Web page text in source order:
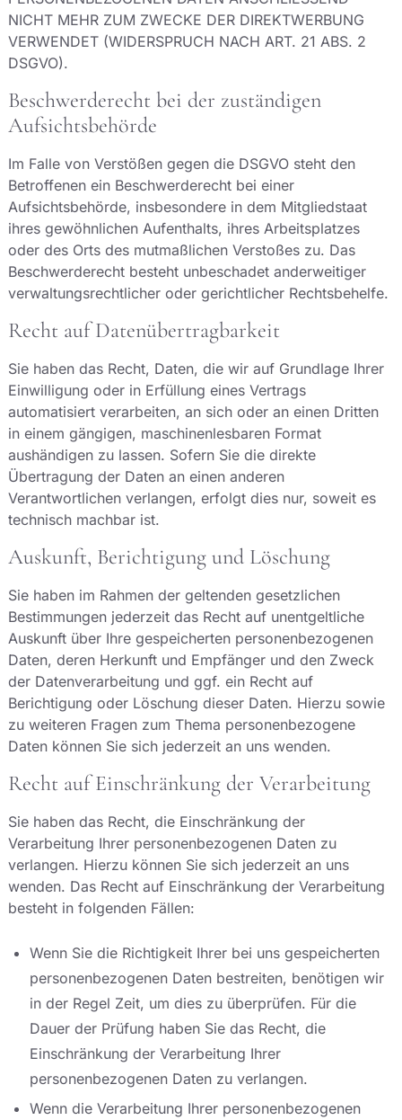
NICHT MEHR ZUM ZWECKE DER DIREKTWERBUNG
VERWENDET (WIDERSPRUCH NACH ART. 21 ABS. 2
DSGVO).
Beschwerde­recht bei der zuständigen
Aufsichts­behörde
Im Falle von Verstößen gegen die DSGVO steht den
Betroffenen ein Beschwerderecht bei einer
Aufsichtsbehörde, insbesondere in dem Mitgliedstaat
ihres gewöhnlichen Aufenthalts, ihres Arbeitsplatzes
oder des Orts des mutmaßlichen Verstoßes zu. Das
Beschwerderecht besteht unbeschadet anderweitiger
verwaltungsrechtlicher oder gerichtlicher Rechtsbehelfe.
Recht auf Daten­übertrag­barkeit
Sie haben das Recht, Daten, die wir auf Grundlage Ihrer
Einwilligung oder in Erfüllung eines Vertrags
automatisiert verarbeiten, an sich oder an einen Dritten
in einem gängigen, maschinenlesbaren Format
aushändigen zu lassen. Sofern Sie die direkte
Übertragung der Daten an einen anderen
Verantwortlichen verlangen, erfolgt dies nur, soweit es
technisch machbar ist.
Auskunft, Berichtigung und Löschung
Sie haben im Rahmen der geltenden gesetzlichen
Bestimmungen jederzeit das Recht auf unentgeltliche
Auskunft über Ihre gespeicherten personenbezogenen
Daten, deren Herkunft und Empfänger und den Zweck
der Datenverarbeitung und ggf. ein Recht auf
Berichtigung oder Löschung dieser Daten. Hierzu sowie
zu weiteren Fragen zum Thema personenbezogene
Daten können Sie sich jederzeit an uns wenden.
Recht auf Einschränkung der Verarbeitung
Sie haben das Recht, die Einschränkung der
Verarbeitung Ihrer personenbezogenen Daten zu
verlangen. Hierzu können Sie sich jederzeit an uns
wenden. Das Recht auf Einschränkung der Verarbeitung
besteht in folgenden Fällen:
Wenn Sie die Richtigkeit Ihrer bei uns gespeicherten
personenbezogenen Daten bestreiten, benötigen wir
in der Regel Zeit, um dies zu überprüfen. Für die
Dauer der Prüfung haben Sie das Recht, die
Einschränkung der Verarbeitung Ihrer
personenbezogenen Daten zu verlangen.
Wenn die Verarbeitung Ihrer personenbezogenen